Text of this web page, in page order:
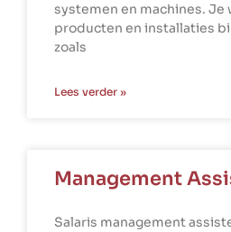
systemen en machines. Je
producten en installaties
zoals
Lees verder »
Management
Salaris management